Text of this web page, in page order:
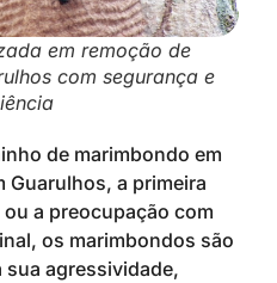
em remoção de
com segurança e
de marimbondo em
Guarulhos, a primeira
a preocupação com
os marimbondos são
agressividade,